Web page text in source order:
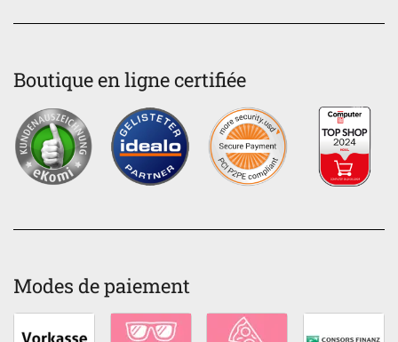
Boutique en ligne certifiée
Modes de paiement